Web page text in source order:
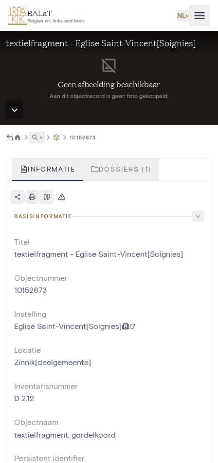
Ga naar hoofdinhoud
BALaT
Belgian art, links and tools
NL˅
Geen afbeelding beschikbaar
Aan dit objectrecord is geen foto gekoppeld.
textielfragment - Eglise Saint-Vincent[Soignies]
˅ 10152673
INFORMATIE DOSSIERS (1)
BASISINFORMATIE
Titel
textielfragment - Eglise Saint-Vincent[Soignies]
Objectnummer
10152673
Instelling
Eglise Saint-Vincent[Soignies]
Locatie
Zinnik[deelgemeente]
Inventarisnummer
D 2.12
Objectnaam
textielfragment, gordelkoord
Persistent identifier